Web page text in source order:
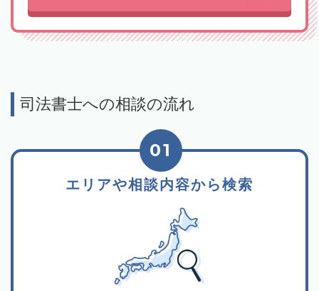
司法書士への相談の流れ
エリアや相談内容から検索
01